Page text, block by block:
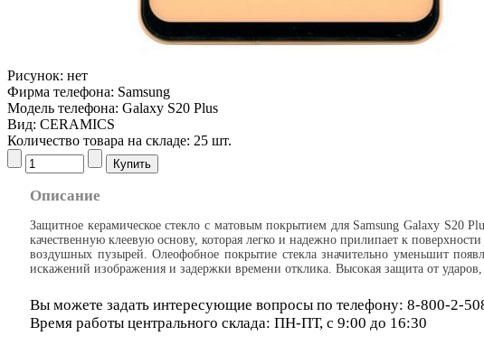
Рисунок: нет
Фирма телефона: Samsung
Модель телефона: Galaxy S20 Plus
Вид: CERAMICS
Количество товара на складе: 25 шт.
Описание
Защитное керамическое стекло с матовым покрытием для Samsung Galaxy S20
качественную клеевую основу, которая легко и надежно прилипает к поверхности
воздушных пузырей. Олеофобное покрытие стекла значительно уменьшит
искажений изображения и задержки времени отклика. Высокая защита от
Вы можете задать интересующие вопросы по телефону: 8-800-2-
Время работы центрального склада: ПН-ПТ, с 9:00 до 16:30